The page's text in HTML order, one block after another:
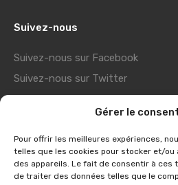
Gérer le
Pour offrir les meilleures expériences,
telles que les cookies pour stocker et/
des appareils. Le fait de consentir à ces
de traiter des données telles que le
Suivez-nous
Suivez-nous sur Facebook
Suivez-nous sur Twitter
Suivez-nous sur Youtube
Suivez-nous sur Pinterest
Liens utiles
Showroom Usine